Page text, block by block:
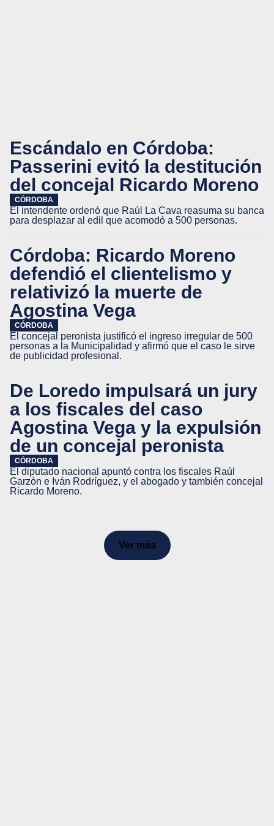
Escándalo en Córdoba:
Passerini evitó la destitución
del concejal Ricardo Moreno
CÓRDOBA
El intendente ordenó que Raúl La Cava reasuma su banca
para desplazar al edil que acomodó a 500 personas.
Córdoba: Ricardo Moreno
defendió el clientelismo y
relativizó la muerte de
Agostina Vega
CÓRDOBA
El concejal peronista justificó el ingreso irregular de 500
personas a la Municipalidad y afirmó que el caso le sirve
de publicidad profesional.
De Loredo impulsará un jury
a los fiscales del caso
Agostina Vega y la expulsión
de un concejal peronista
CÓRDOBA
El diputado nacional apuntó contra los fiscales Raúl
Garzón e Iván Rodríguez, y el abogado y también concejal
Ricardo Moreno.
Ver más